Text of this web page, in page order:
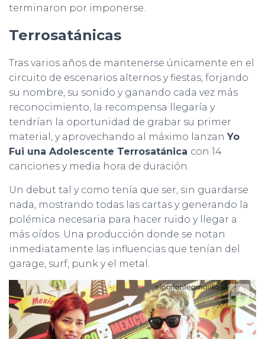
terminaron por imponerse.
Terrosatánicas
Tras varios años de mantenerse únicamente en el
circuito de escenarios alternos y fiestas, forjando
su nombre, su sonido y ganando cada vez más
reconocimiento, la recompensa llegaría y
tendrían la oportunidad de grabar su primer
material, y aprovechando al máximo lanzan Yo
Fui una Adolescente Terrosatánica con 14
canciones y media hora de duración.
Un debut tal y como tenía que ser, sin guardarse
nada, mostrando todas las cartas y generando la
polémica necesaria para hacer ruido y llegar a
más oídos. Una producción donde se notan
inmediatamente las influencias que tenían del
garage, surf, punk y el metal.